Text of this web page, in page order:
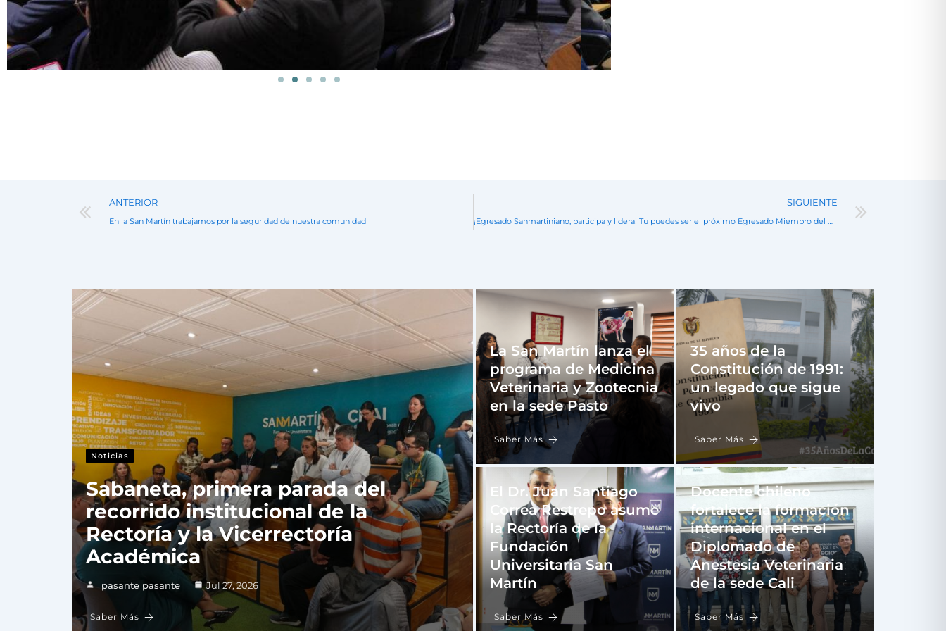
Prev
ANTERIOR
En la San Martín trabajamos por la seguridad de nuestra comunidad
SIGUIENTE
¡Egresado Sanmartiniano, participa y lidera! Tu puedes ser el próximo Egresado Miembro del Consejo Superior para el periodo 2024-2026
Noticias
Sabaneta, primera parada del
recorrido institucional de la
Rectoría y la Vicerrectoría
Académica
pasante pasante Jul 27, 2026
Saber Más
La San Martín lanza el
programa de Medicina
Veterinaria y Zootecnia
en la sede Pasto
Saber Más
35 años de la
Constitución de 1991:
un legado que sigue
vivo
Saber Más
El Dr. Juan Santiago
Correa Restrepo asume
la Rectoría de la
Fundación
Universitaria San
Martín
Saber Más
Docente chileno
fortalece la formación
internacional en el
Diplomado de
Anestesia Veterinaria
de la sede Cali
Saber Más